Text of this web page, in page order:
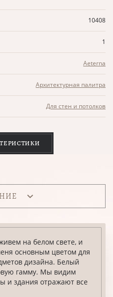
10408
1
Aeterna
Архитектурная палитра
Для стен и потолков
на белом свете, и
основным цветом для
дизайна. Белый
гамму. Мы видим
и здания отражают все